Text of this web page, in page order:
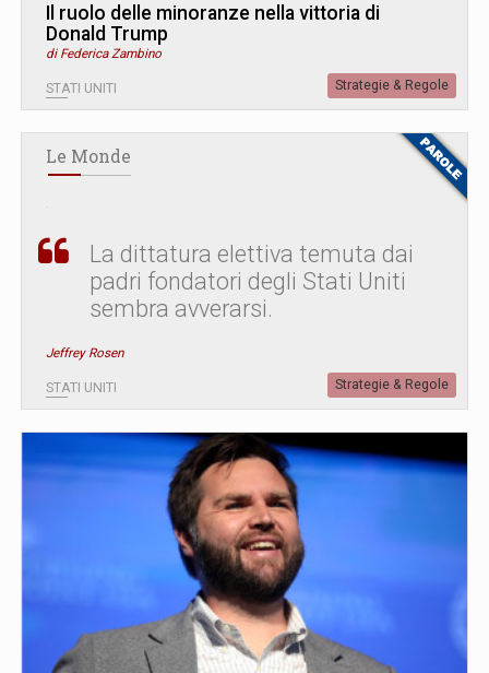
Il ruolo delle minoranze nella vittoria di
Donald Trump
di Federica Zambino
STATI UNITI Strategie & Regole
Le Monde
La dittatura elettiva temuta dai
padri fondatori degli Stati Uniti
sembra avverarsi.
Jeffrey Rosen
STATI UNITI Strategie & Regole